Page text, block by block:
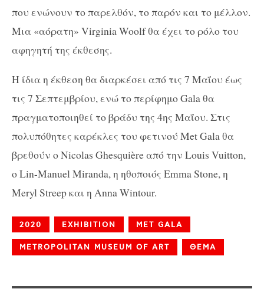
που ενώνουν το παρελθόν, το παρόν και το μέλλον.
Μια «αόρατη» Virginia Woolf θα έχει το ρόλο του
αφηγητή της έκθεσης.
Η ίδια η έκθεση θα διαρκέσει από τις 7 Μαΐου έως
τις 7 Σεπτεμβρίου, ενώ το περίφημo Gala θα
πραγματοποιηθεί το βράδυ της 4ης Μαΐου. Στις
πολυπόθητες καρέκλες του φετινού Met Gala θα
βρεθούν ο Nicolas Ghesquière από την Louis Vuitton,
ο Lin-Manuel Miranda, η ηθοποιός Emma Stone, η
Meryl Streep και η Anna Wintour.
2020 EXHIBITION MET GALA
METROPOLITAN MUSEUM OF ART ΘΕΜΑ